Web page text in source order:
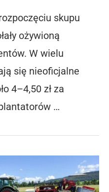
skupu
ożywioną
W wielu
się nieoficjalne
4–4,50 zł za
…